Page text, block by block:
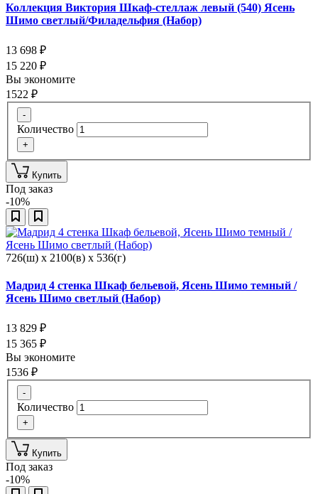
Коллекция Виктория Шкаф-стеллаж левый (540) Ясень
Шимо светлый/Филадельфия (Набор)
13 698 ₽
15 220 ₽
Вы экономите
1522 ₽
-
Количество
+
Купить
Под заказ
-10%
726(ш) x 2100(в) x 536(г)
Мадрид 4 стенка Шкаф бельевой, Ясень Шимо темный /
Ясень Шимо светлый (Набор)
13 829 ₽
15 365 ₽
Вы экономите
1536 ₽
-
Количество
+
Купить
Под заказ
-10%